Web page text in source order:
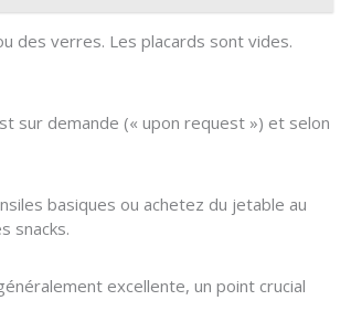
des verres. Les placards sont vides.
sur demande (« upon request ») et selon
basiques ou achetez du jetable au
snacks.
excellente, un point crucial